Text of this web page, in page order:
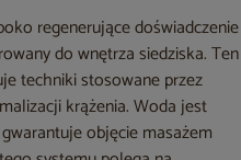
regenerujące doświadczenie
do wnętrza siedziska. Ten
techniki stosowane przez
krążenia. Woda jest
objęcie masażem